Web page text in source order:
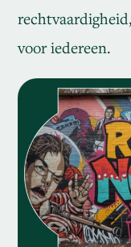
voor iedereen.